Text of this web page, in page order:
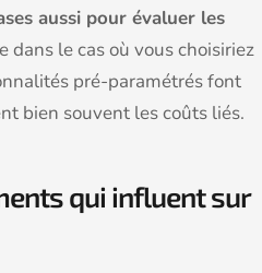
aussi pour évaluer les
dans le cas où vous choisiriez
pré-paramétrés font
bien souvent les coûts liés.
qui influent sur